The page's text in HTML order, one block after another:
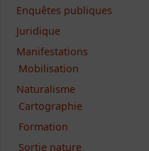
Enquêtes publiques
Juridique
Manifestations
Mobilisation
Naturalisme
Cartographie
Formation
Sortie nature